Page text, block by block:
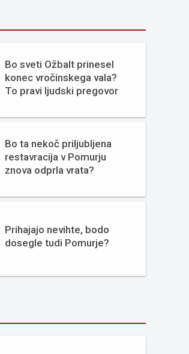
Bo sveti Ožbalt prinesel
konec vročinskega vala?
To pravi ljudski pregovor
Bo ta nekoč priljubljena
restavracija v Pomurju
znova odprla vrata?
Prihajajo nevihte, bodo
dosegle tudi Pomurje?